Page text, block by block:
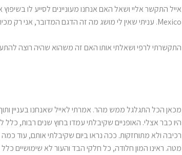
Mexico. עניתי שאין לי מושג מה זה הדגם המדובר, אני רק מכיר את המותג Colnago ואפילו שמעתי על גדולתו של המייסד, ארנסטו קולנגו.
התקשרתי לרפי ושאלתי אותו האם זה משהוא שהיה רוצה
מכאן הכל התגלגל ממש מהר. אמרתי לאייל שאנחנו בעניין ותוך
היו כבר אצלי. האופניים שקיבלתי עמדו בחוץ שנים רבות, כלל
רכיבה ולא מתוחזקות. ככה נראו ביום שקיבלתי אותם, עוד כמה
מטה. ראינו המון חלודה, כל חלקי הבד והעור לא שימושיים כלל